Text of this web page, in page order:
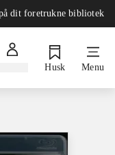
dit foretrukne bibliotek
Husk Menu